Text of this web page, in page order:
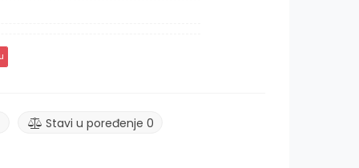
Stavi u poređenje 0